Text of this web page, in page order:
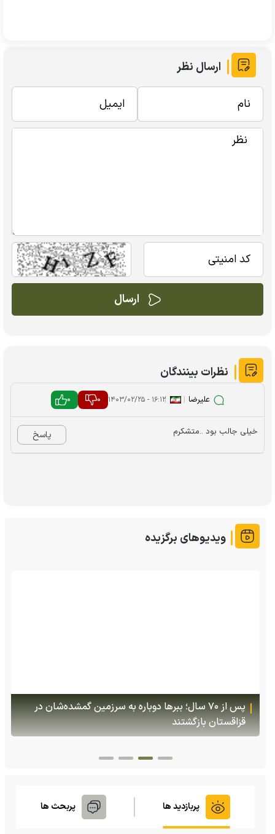
ارسال نظر
نظرات بینندگان
علیرضا |
|۱۶:۱۲ - ۱۴۰۳/۰۲/۲۵ 0
0
خیلی جالب بود ..متشکرم پاسخ
ویدیوهای برگزیده
(ویدئو +16) تصاویری هولناک از یک سگ با فَک کاملا
شکسته؛ ادامه زندگی سگ فقط با یک فک
پربازدید ها پربحث ها